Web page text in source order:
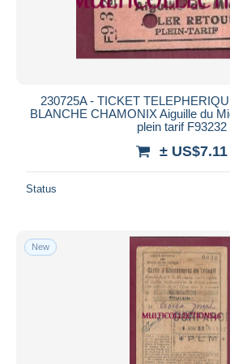
230725A - TICKET
BLANCHE CHAMONIX Aiguille du
plein tarif F93232
± US$7.11
Status
New